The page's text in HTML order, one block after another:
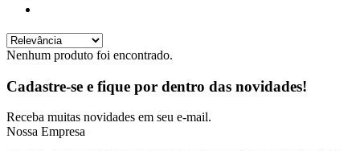
Nenhum produto foi encontrado.
Cadastre-se e fique por dentro das novidades!
Receba muitas novidades em seu e-mail.
Nossa Empresa